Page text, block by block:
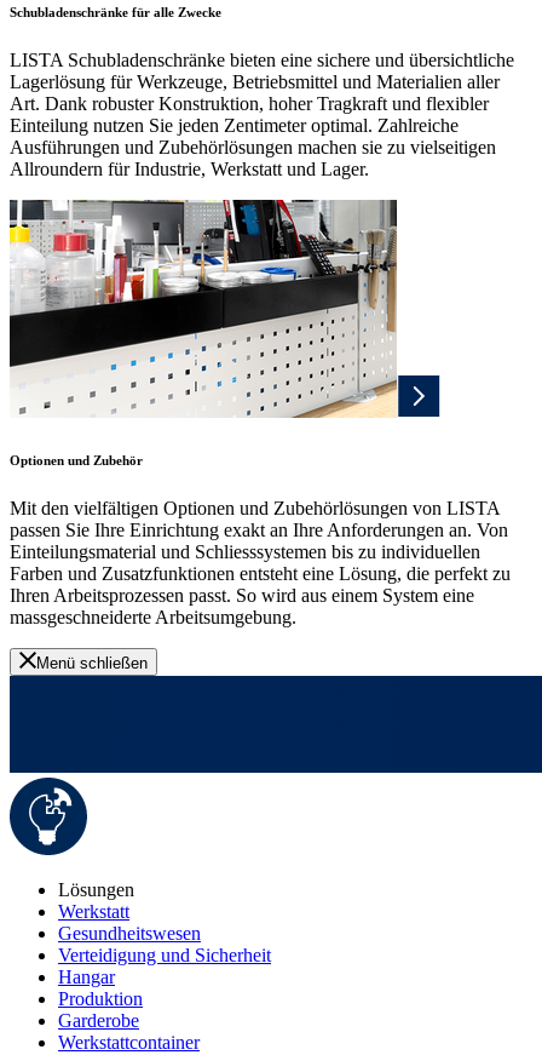
Schubladenschränke für alle Zwecke
LISTA Schubladenschränke bieten eine sichere und übersichtliche
Lagerlösung für Werkzeuge, Betriebsmittel und Materialien aller
Art. Dank robuster Konstruktion, hoher Tragkraft und flexibler
Einteilung nutzen Sie jeden Zentimeter optimal. Zahlreiche
Ausführungen und Zubehörlösungen machen sie zu vielseitigen
Allroundern für Industrie, Werkstatt und Lager.
Optionen und Zubehör
Mit den vielfältigen Optionen und Zubehörlösungen von LISTA
passen Sie Ihre Einrichtung exakt an Ihre Anforderungen an. Von
Einteilungsmaterial und Schliesssystemen bis zu individuellen
Farben und Zusatzfunktionen entsteht eine Lösung, die perfekt zu
Ihren Arbeitsprozessen passt. So wird aus einem System eine
massgeschneiderte Arbeitsumgebung.
Menü schließen
Lösungen
Werkstatt
Gesundheitswesen
Verteidigung und Sicherheit
Hangar
Produktion
Garderobe
Werkstattcontainer